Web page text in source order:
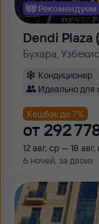
Рекомендуем
Dendi Plaza
Бухара,
Кондиционер
Идеально для
Кешбэк до 7%
от 292
12 авг, ср — 18 авг,
6 ночей, за двоих